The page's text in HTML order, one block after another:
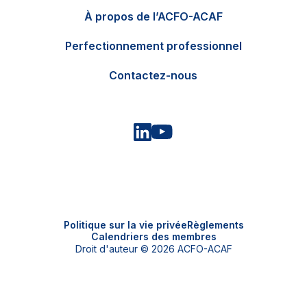
ENContactez-nous
À propos de l’ACFO-ACAF
Perfectionnement professionnel
Contactez-nous
Droit d'auteur © 2026 ACFO-ACAF
Politique sur la vie privéeRèglements
Calendriers des membres